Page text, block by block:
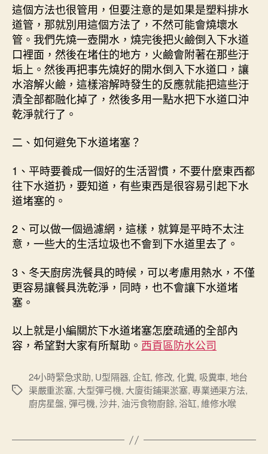
這個方法也很管用，但要注意的是如果是塑料排水
道管，那就別用這個方法了，不然可能會燒壞水
管。我們先燒一壺開水，燒完後把火鹼倒入下水道
口裡面，然後在堵住的地方，火鹼會附著在那些汙
垢上。然後再把事先燒好的開水倒入下水道口，讓
水溶解火鹼，這樣溶解時發生的反應就能把這些汙
漬全部都融化掉了，然後多用一點水把下水道口沖
乾淨就行了。
二、如何避免下水道堵塞？
1、平時要養成一個好的生活習慣，不要什麼東西都
往下水道扔，要知道，有些東西是很容易引起下水
道堵塞的。
2、可以做一個過濾網，這樣，就算是平時不太注
意，一些大的生活垃圾也不會到下水道里去了。
3、冬天廚房洗餐具的時候，可以考慮用熱水，不僅
更容易讓餐具洗乾淨，同時，也不會讓下水道堵
塞。
以上就是小編關於下水道堵塞怎麼疏通的全部內
容，希望對大家有所幫助。 西貢區防水公司
Tags
24小時緊急求助, U型隔器, 企缸, 修改, 化糞, 吸糞車, 地台
渠嚴重淤塞, 大型彈弓機, 大廈街鋪渠淤塞,專業通渠方法,
廚房星盤, 彈弓機,沙井, 油污食物廚餘, 浴缸,維修水喉